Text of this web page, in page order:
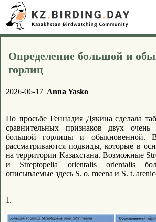
Определение большой и
горлиц
2026-06-17| Anna Yasko
По просьбе Геннадия Дякина сделала
сравнительных признаков двух
большой горлицы и обыкновенной.
рассматриваются подвиды, которые в
на территории Казахстана. Возможные
и Streptopelia orientalis orientalis
описываемые здесь S. o. meena и S. t.
1.